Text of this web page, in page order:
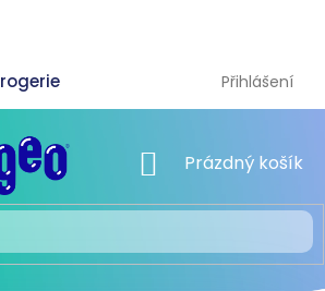
Přihlášení
NÁKUPNÍ KOŠÍK
Prázdný košík